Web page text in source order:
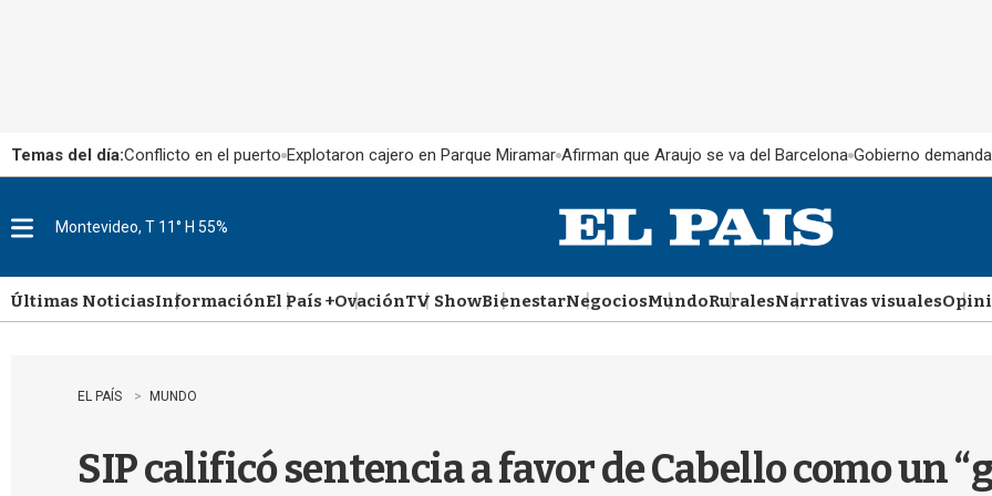
Temas del día:Conflicto en el puerto Explotaron cajero en Parque Miramar Afirman que Araujo se va del Barcelona Gobierno
u
Montevideo, T 11° H 55%
Últimas NoticiasInformaciónEl País +OvaciónTV ShowBienestarNegociosMundoRuralesNarrativas visuales
EL PAÍS MUNDO
SIP calificó sentencia a favor de Cabello como un